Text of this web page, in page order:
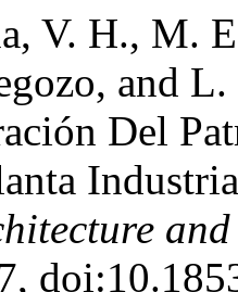
V. H., M.
and
Del